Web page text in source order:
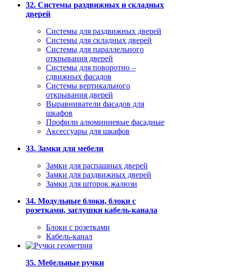
32. Системы раздвижных и складных
дверей
Системы для раздвижных дверей
Системы для складных дверей
Системы для параллельного
открывания дверей
Системы для поворотно –
сдвижных фасадов
Системы вертикального
открывания дверей
Выравниватели фасадов для
шкафов
Профили алюминиевые фасадные
Аксессуары для шкафов
33. Замки для мебели
Замки для распашных дверей
Замки для раздвижных дверей
Замки для шторок жалюзи
34. Модульные блоки, блоки с
розетками, заглушки кабель-канала
Блоки с розетками
Кабель-канал
35. Мебельные ручки